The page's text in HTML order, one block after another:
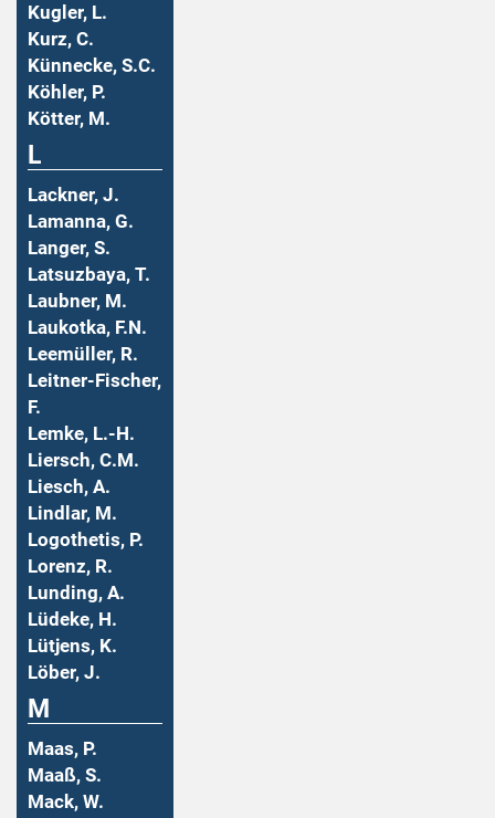
Kugler, L.
Kurz, C.
Künnecke, S.C.
Köhler, P.
Kötter, M.
L
Lackner, J.
Lamanna, G.
Langer, S.
Latsuzbaya, T.
Laubner, M.
Laukotka, F.N.
Leemüller, R.
Leitner-Fischer,
F.
Lemke, L.-H.
Liersch, C.M.
Liesch, A.
Lindlar, M.
Logothetis, P.
Lorenz, R.
Lunding, A.
Lüdeke, H.
Lütjens, K.
Löber, J.
M
Maas, P.
Maaß, S.
Mack, W.